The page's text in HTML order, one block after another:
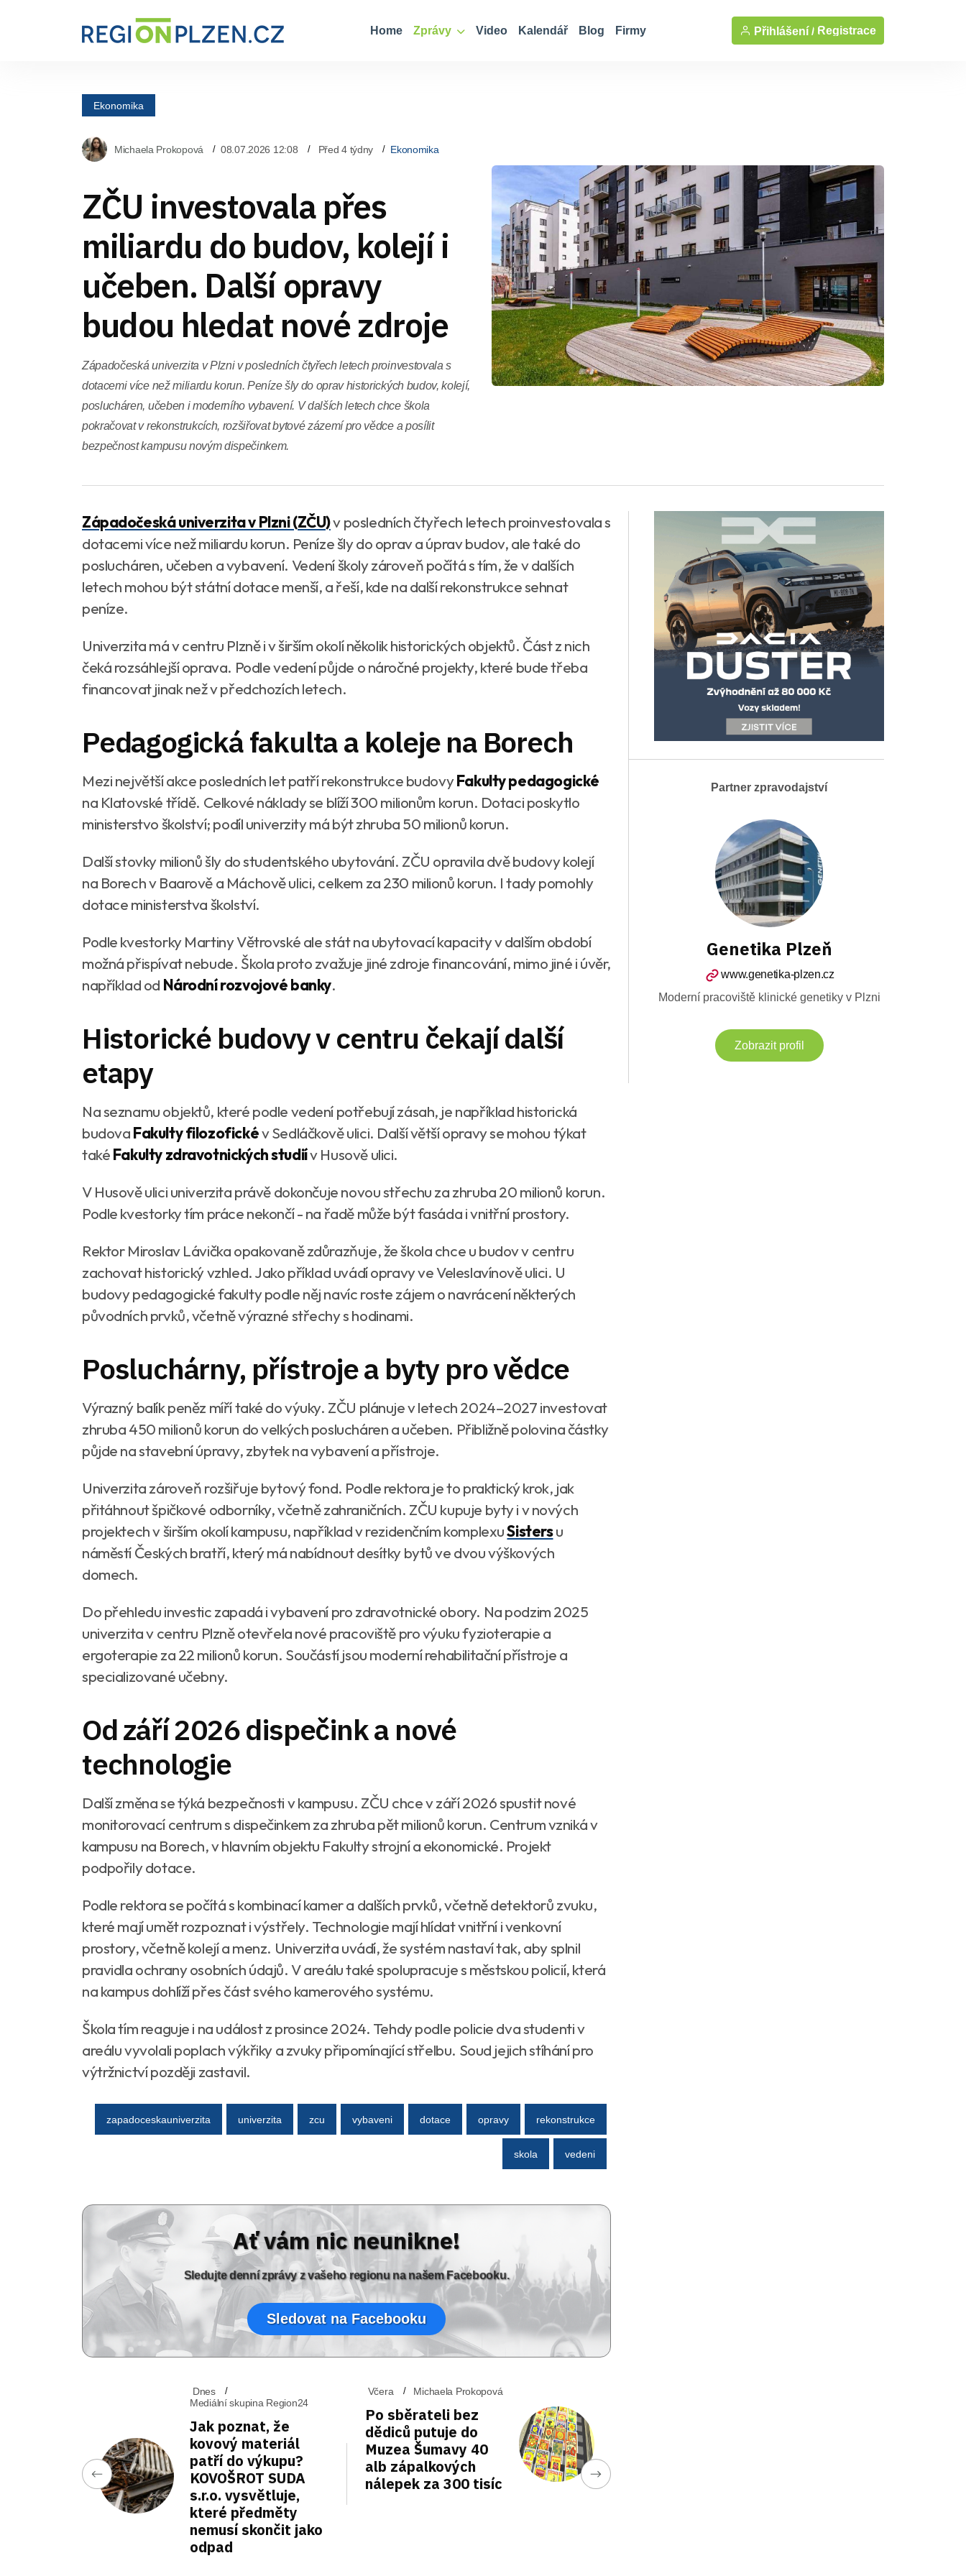
Home Zprávy Video Kalendář Blog Firmy Přihlášení / Registrace
Ekonomika
Michaela Prokopová 08.07.2026 12:08 Před 4 týdny Ekonomika
ZČU investovala přes
miliardu do budov, kolejí i
učeben. Další opravy
budou hledat nové zdroje
Západočeská univerzita v Plzni v posledních čtyřech letech proinvestovala s
dotacemi více než miliardu korun. Peníze šly do oprav historických budov, kolejí,
poslucháren, učeben i moderního vybavení. V dalších letech chce škola
pokračovat v rekonstrukcích, rozšiřovat bytové zázemí pro vědce a posílit
bezpečnost kampusu novým dispečinkem.
Západočeská univerzita v Plzni (ZČU)v posledních čtyřech letech proinvestovala s
dotacemi více než miliardu korun. Peníze šly do oprav a úprav budov, ale také do
poslucháren, učeben a vybavení. Vedení školy zároveň počítá s tím, že v dalších
letech mohou být státní dotace menší, a řeší, kde na další rekonstrukce sehnat
peníze.
Univerzita má v centru Plzně i v širším okolí několik historických objektů. Část z nich
čeká rozsáhlejší oprava. Podle vedení půjde o náročné projekty, které bude třeba
financovat jinak než v předchozích letech.
Pedagogická fakulta a koleje na Borech
Mezi největší akce posledních let patří rekonstrukce budovyFakulty pedagogické
na Klatovské třídě. Celkové náklady se blíží 300 milionům korun. Dotaci poskytlo
ministerstvo školství; podíl univerzity má být zhruba 50 milionů korun.
Další stovky milionů šly do studentského ubytování. ZČU opravila dvě budovy kolejí
na Borech v Baarově a Máchově ulici, celkem za 230 milionů korun. I tady pomohly
dotace ministerstva školství.
Podle kvestorky Martiny Větrovské ale stát na ubytovací kapacity v dalším období
možná přispívat nebude. Škola proto zvažuje jiné zdroje financování, mimo jiné i úvěr,
například od Národní rozvojové banky.
Historické budovy v centru čekají další
etapy
Na seznamu objektů, které podle vedení potřebují zásah, je například historická
budovaFakulty filozofickév Sedláčkově ulici. Další větší opravy se mohou týkat
takéFakulty zdravotnických studiív Husově ulici.
V Husově ulici univerzita právě dokončuje novou střechu za zhruba 20 milionů korun.
Podle kvestorky tím práce nekončí - na řadě může být fasáda i vnitřní prostory.
Rektor Miroslav Lávička opakovaně zdůrazňuje, že škola chce u budov v centru
zachovat historický vzhled. Jako příklad uvádí opravy ve Veleslavínově ulici. U
budovy pedagogické fakulty podle něj navíc roste zájem o navrácení některých
původních prvků, včetně výrazné střechy s hodinami.
Posluchárny, přístroje a byty pro vědce
Výrazný balík peněz míří také do výuky. ZČU plánuje v letech 2024–2027 investovat
zhruba 450 milionů korun do velkých poslucháren a učeben. Přibližně polovina částky
půjde na stavební úpravy, zbytek na vybavení a přístroje.
Univerzita zároveň rozšiřuje bytový fond. Podle rektora je to praktický krok, jak
přitáhnout špičkové odborníky, včetně zahraničních. ZČU kupuje byty i v nových
projektech v širším okolí kampusu, například v rezidenčním komplexuSistersu
náměstí Českých bratří, který má nabídnout desítky bytů ve dvou výškových
domech.
Do přehledu investic zapadá i vybavení pro zdravotnické obory. Na podzim 2025
univerzita v centru Plzně otevřela nové pracoviště pro výuku fyzioterapie a
ergoterapie za 22 milionů korun. Součástí jsou moderní rehabilitační přístroje a
specializované učebny.
Od září 2026 dispečink a nové
technologie
Další změna se týká bezpečnosti v kampusu. ZČU chce v září 2026 spustit nové
monitorovací centrum s dispečinkem za zhruba pět milionů korun. Centrum vzniká v
kampusu na Borech, v hlavním objektu Fakulty strojní a ekonomické. Projekt
podpořily dotace.
Podle rektora se počítá s kombinací kamer a dalších prvků, včetně detektorů zvuku,
které mají umět rozpoznat i výstřely. Technologie mají hlídat vnitřní i venkovní
prostory, včetně kolejí a menz. Univerzita uvádí, že systém nastaví tak, aby splnil
pravidla ochrany osobních údajů. V areálu také spolupracuje s městskou policií, která
na kampus dohlíží přes část svého kamerového systému.
Škola tím reaguje i na událost z prosince 2024. Tehdy podle policie dva studenti v
areálu vyvolali poplach výkřiky a zvuky připomínající střelbu. Soud jejich stíhání pro
výtržnictví později zastavil.
zapadoceskauniverzita univerzita zcu vybaveni dotace opravy rekonstrukce
skola vedeni
Ať vám nic neunikne!
Sledujte denní zprávy z vašeho regionu na našem Facebooku.
Sledovat na Facebooku
Dnes
Mediální skupina Region24
Jak poznat, že
kovový materiál
patří do výkupu?
KOVOŠROT SUDA
s.r.o. vysvětluje,
které předměty
nemusí skončit jako
odpad
Včera Michaela Prokopová
Po sběrateli bez
dědiců putuje do
Muzea Šumavy 40
alb zápalkových
nálepek za 300 tisíc
Partner zpravodajství
Genetika Plzeň
www.genetika-plzen.cz
Moderní pracoviště klinické genetiky v Plzni
Zobrazit profil